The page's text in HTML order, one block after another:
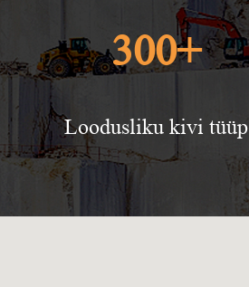
300+
Loodusliku kivi tüüp